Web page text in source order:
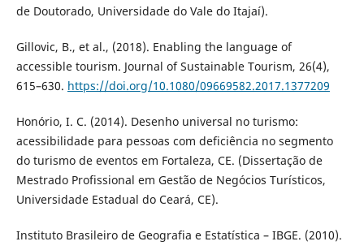
de Doutorado, Universidade do Vale do Itajaí).
Gillovic, B., et al., (2018). Enabling the language of
accessible tourism. Journal of Sustainable Tourism, 26(4),
615–630. https://doi.org/10.1080/09669582.2017.1377209
Honório, I. C. (2014). Desenho universal no turismo:
acessibilidade para pessoas com deficiência no segmento
do turismo de eventos em Fortaleza, CE. (Dissertação de
Mestrado Profissional em Gestão de Negócios Turísticos,
Universidade Estadual do Ceará, CE).
Instituto Brasileiro de Geografia e Estatística – IBGE. (2010).